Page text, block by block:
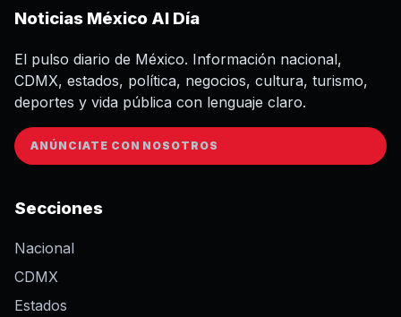
Noticias México Al Día
El pulso diario de México. Información nacional,
CDMX, estados, política, negocios, cultura, turismo,
deportes y vida pública con lenguaje claro.
ANÚNCIATE CON NOSOTROS
Secciones
Nacional
CDMX
Estados